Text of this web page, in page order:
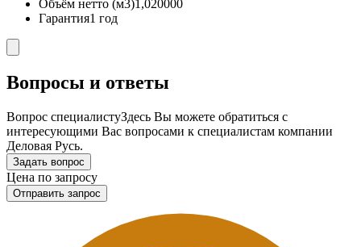
Объём нетто (м3)1,020000
Гарантия1 год
Вопросы и ответы
Вопрос специалистуЗдесь Вы можете обратиться с
интересующими Вас вопросами к специалистам компании
Деловая Русь.
Задать вопрос
Цена по запросу
Отправить запрос